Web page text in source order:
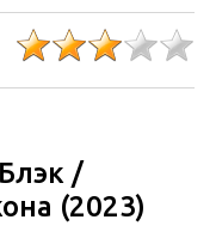
/
(2023)